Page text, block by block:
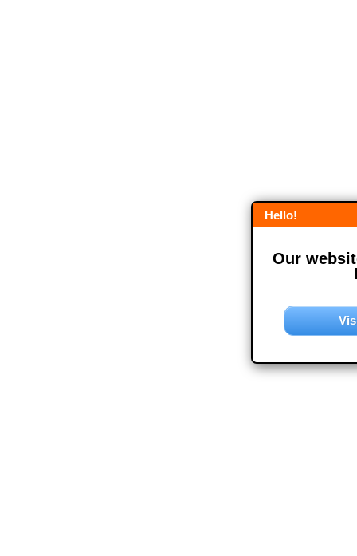
Hello!
Our